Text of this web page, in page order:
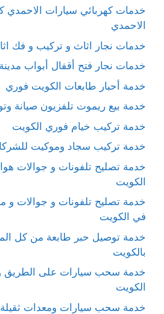
خدمات كهربائي سيارات الاحمدي
الاحمدي
خدمات نجار اثاث و تركيب و فك
خدمات نجار فتح أقفال أبواب
خدمة أحبار طابعات الكويت فوري
خدمة بيع ريموت تلفزيون صيانة
خدمة تركيب خيام فوري الكويت
خدمة تركيب سجاد وموكيت
خدمة تصليح تلفونات و جوالات
الكويت
خدمة تصليح تلفونات و جوالات و
في الكويت
خدمة توصيل حبر طابعة من كل
بالكويت
خدمة سحب سيارات على
الكويت
خدمة سحب سيارات ومعدات